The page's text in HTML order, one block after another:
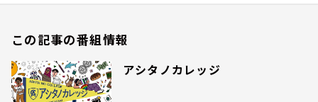
この記事の番組情報
アシタノカレッジ